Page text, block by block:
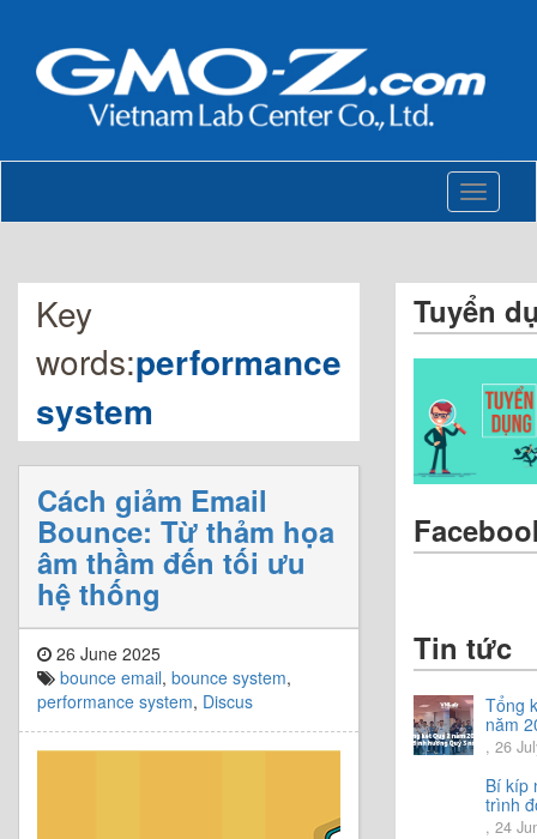
Toggle
Key
words:performance
system
Cách giảm Email
Bounce: Từ thảm họa
âm thầm đến tối ưu
hệ thống
26 June 2025
bounce email, bounce system,
performance system, Discus
Tuyển
Tin tức
Tổng
năm
Chia
năm
, 26
Bí kíp
trình
tiếng
, 24